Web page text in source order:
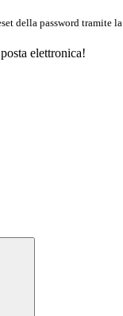
della password tramite la
elettronica!